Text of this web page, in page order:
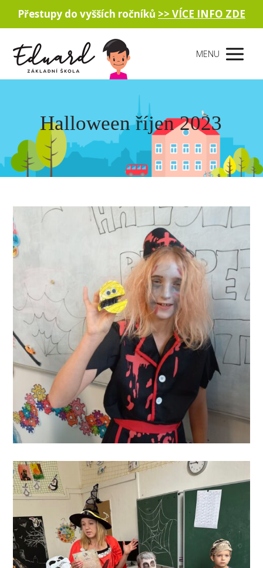
Přestupy do vyšších ročníků >> VÍCE INFO ZDE
MENU
Halloween říjen 2023